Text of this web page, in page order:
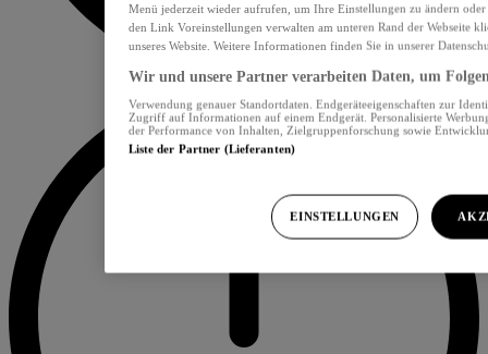
Menü jederzeit wieder aufrufen, um Ihre Einstellungen zu ändern
den Link Voreinstellungen verwalten am unteren Rand der Webseite
unseres Website. Weitere Informationen finden Sie in unserer
Wir und unsere Partner verarbeiten Daten, um
Verwendung genauer Standortdaten. Endgeräteeigenschaften zur
Zugriff auf Informationen auf einem Endgerät. Personalisierte
der Performance von Inhalten, Zielgruppenforschung sowie
Liste der Partner (Lieferanten)
EINSTELLUNGEN